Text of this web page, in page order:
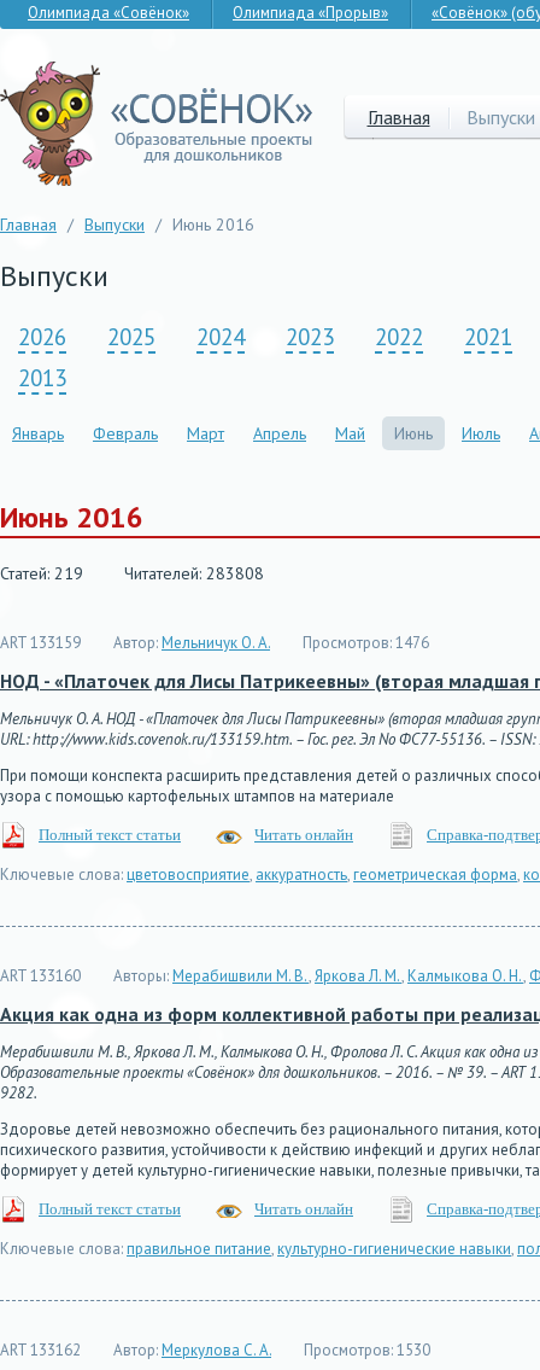
Олимпиада «Совёнок» Олимпиада «Прорыв» «Совёнок»
Главная Выпуски
Главная / Выпуски / Июнь 2016
Выпуски
2026 2025 2024 2023 2022
2021
2013
Январь Февраль Март Апрель Май Июнь Июль
Июнь 2016
Статей: 219 Читателей: 283808
ART 133159 Автор:Мельничук О. А. Просмотров:1476
НОД - «Платочек для Лисы Патрикеевны» (вторая младшая
Мельничук О. А. НОД - «Платочек для Лисы Патрикеевны» (вторая младшая
URL: http://www.kids.covenok.ru/133159.htm. – Гос. рег. Эл No ФС77-55136. –
При помощи конспекта расширить представления детей о различных
узора с помощью картофельных штампов на материале
Полный текст статьи Читать онлайн Справка-
Ключевые слова:цветовосприятие, аккуратность,геометрическая форма,
ART 133160 Авторы:Мерабишвили М. В.,Яркова Л. М.,Калмыкова О. Н.,
Акция как одна из форм коллективной работы при
Мерабишвили М. В., Яркова Л. М., Калмыкова О. Н., Фролова Л. С. Акция как одна
Образовательные проекты «Совёнок» для дошкольников. – 2016. – № 39. –
9282.
Здоровье детей невозможно обеспечить без рационального питания,
психического развития, устойчивости к действию инфекций и других
формирует у детей культурно-гигиенические навыки, полезные
Полный текст статьи Читать онлайн Справка-
Ключевые слова:правильное питание,культурно-гигиенические навыки,
ART 133162 Автор:Меркулова С. А. Просмотров:1530